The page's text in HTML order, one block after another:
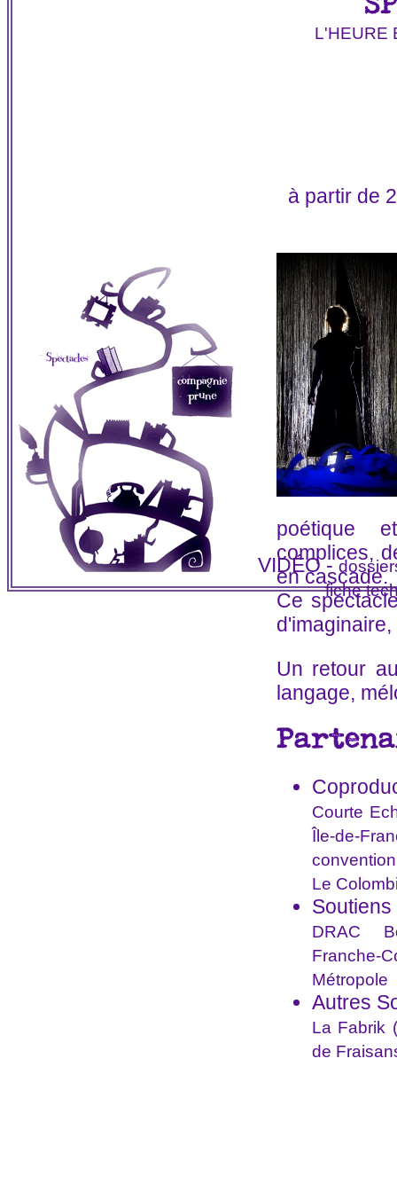
L'HEURE
à partir de
poétique
complices,
en cascade.
Ce
Un retour
langage,
Courte
Île-de-
Le
DRAC
Franche-
Métropole
Autres
La Fabrik
de
VIDÉO-
fiche